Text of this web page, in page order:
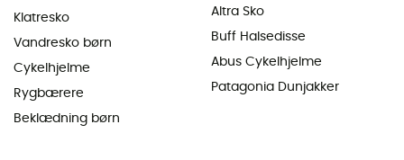
Klatresko
Vandresko børn
Cykelhjelme
Rygbærere
Beklædning børn
Altra Sko
Buff Halsedisse
Abus Cykelhjelme
Patagonia Dunjakker